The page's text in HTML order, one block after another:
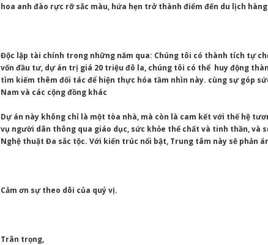
hoa anh đào rực rỡ sắc màu, hứa hẹn trở thành điểm đến du lịch
Độc lập tài chính trong những năm qua: Chúng tôi có thành tích tự
vốn đầu tư, dự án trị giá 20 triệu đô la, chúng tôi có thể huy động
tìm kiếm thêm đối tác để hiện thực hóa tầm nhìn này. cùng sự góp
Nam và các cộng đồng khác
Dự án này không chỉ là một tòa nhà, mà còn là cam kết với thế hệ
vụ người dân thông qua giáo dục, sức khỏe thể chất và tinh thần, và
Nghệ thuật Đa sắc tộc. Với kiến ​​trúc nổi bật, Trung tâm này sẽ phản
Cảm ơn sự theo dõi của quý vị.
Trân trọng,